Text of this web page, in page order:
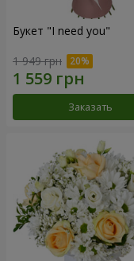
Букет "I need you"
1 949 грн
Заказать